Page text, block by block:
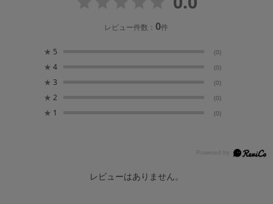
レビュー件数：0件
★ 5 (0)
★ 4 (0)
★ 3 (0)
★ 2 (0)
★ 1 (0)
レビューはありません。